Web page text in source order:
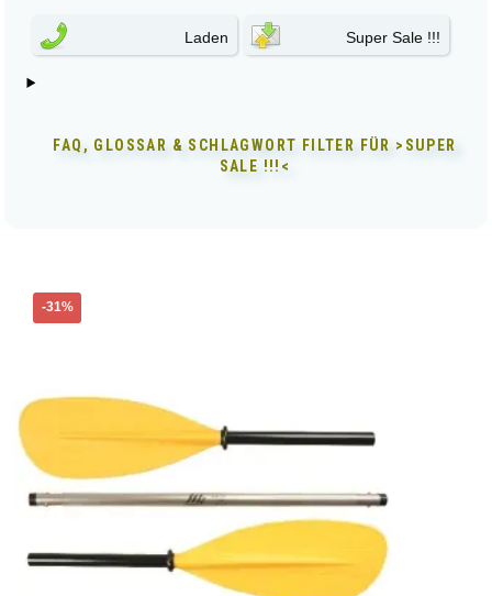
Laden Super Sale !!!
FAQ, GLOSSAR & SCHLAGWORT FILTER FÜR >SUPER
SALE !!!<
-31%
Dieses
Produkt
auf.
Die
Optionen
können
gewählt